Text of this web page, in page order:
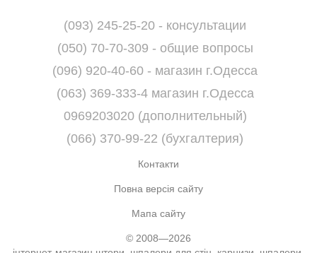
(093) 245-25-20 - консультации
(050) 70-70-309 - общие вопросы
(096) 920-40-60 - магазин г.Одесса
(063) 369-333-4 магазин г.Одесса
0969203020 (дополнительный)
(066) 370-99-22 (бухгалтерия)
Контакти
Повна версія сайту
Мапа сайту
© 2008—2026